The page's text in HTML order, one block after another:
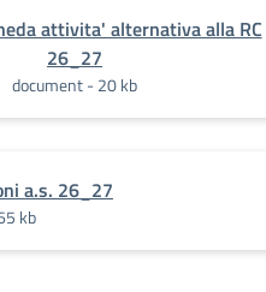
attivita' alternativa alla RC
26_27
document - 20 kb
a.s. 26_27
kb